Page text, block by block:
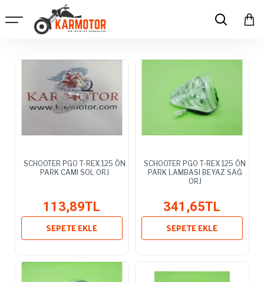
SCHOOTER PGO T-REX 125 ÖN
PARK CAMI SOL ORJ
113,89TL
SEPETE EKLE
SCHOOTER PGO T-REX 125 ÖN
PARK LAMBASI BEYAZ SAĞ
ORJ
341,65TL
SEPETE EKLE